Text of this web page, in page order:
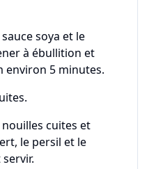
soya et le
à ébullition et
environ 5 minutes.
cuites et
le persil et le